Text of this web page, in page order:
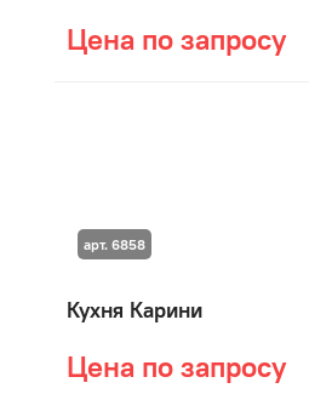
Цена по запросу
Кухня Карини
Цена по запросу
арт. 6858